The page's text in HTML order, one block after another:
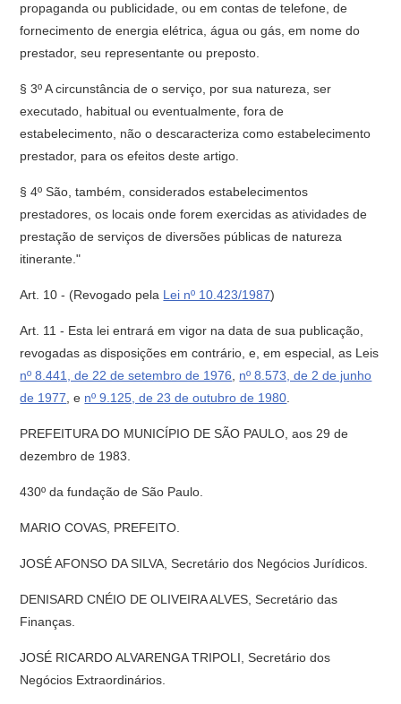
propaganda ou publicidade, ou em contas de telefone, de
fornecimento de energia elétrica, água ou gás, em nome do
prestador, seu representante ou preposto.
§ 3º A circunstância de o serviço, por sua natureza, ser
executado, habitual ou eventualmente, fora de
estabelecimento, não o descaracteriza como estabelecimento
prestador, para os efeitos deste artigo.
§ 4º São, também, considerados estabelecimentos
prestadores, os locais onde forem exercidas as atividades de
prestação de serviços de diversões públicas de natureza
itinerante."
Art. 10 - (Revogado pela Lei nº 10.423/1987)
Art. 11 - Esta lei entrará em vigor na data de sua publicação,
revogadas as disposições em contrário, e, em especial, as Leis
nº 8.441, de 22 de setembro de 1976
nº 8.573, de 2 de junho
de 1977 , e nº 9.125, de 23 de outubro de 1980
PREFEITURA DO MUNICÍPIO DE SÃO PAULO, aos 29 de
dezembro de 1983.
430º da fundação de São Paulo.
MARIO COVAS, PREFEITO.
JOSÉ AFONSO DA SILVA, Secretário dos Negócios Jurídicos.
DENISARD CNÉIO DE OLIVEIRA ALVES, Secretário das
Finanças.
JOSÉ RICARDO ALVARENGA TRIPOLI, Secretário dos
Negócios Extraordinários.